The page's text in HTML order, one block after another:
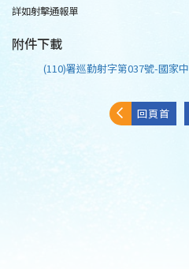
詳如射擊通報單
附件下載
(110)署巡勤射字第037號-國家
回頁首